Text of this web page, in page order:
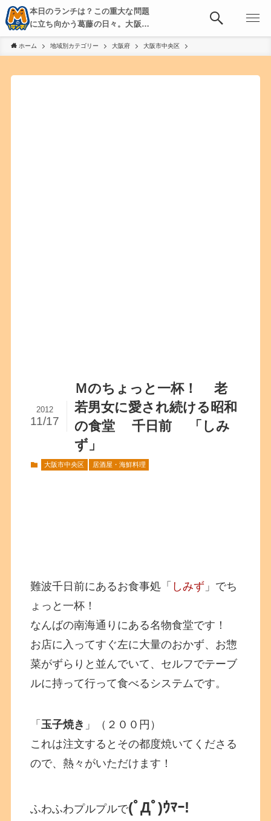
本日のランチは？この重大な問題
に立ち向かう葛藤の日々。大阪・
京都・神戸を中心とした食べ歩
き、飲み歩きを綴る。
ホーム 地域別カテゴリー 大阪府 大阪市中央区
Ｍのちょっと一杯！ 老
若男女に愛され続ける昭和
の食堂 千日前 「しみ
ず」
2012
11/17
大阪市中央区 居酒屋・海鮮料理
難波千日前にあるお食事処「 しみず 」でち
ょっと一杯！
なんばの南海通りにある名物食堂です！
お店に入ってすぐ左に大量のおかず、お惣
菜がずらりと並んでいて、セルフでテーブ
ルに持って行って食べるシステムです。
「 玉子焼き 」（２００円）
これは注文するとその都度焼いてくださる
ので、熱々がいただけます！
ふわふわプルプルで(ﾟДﾟ)ｳﾏｰ!